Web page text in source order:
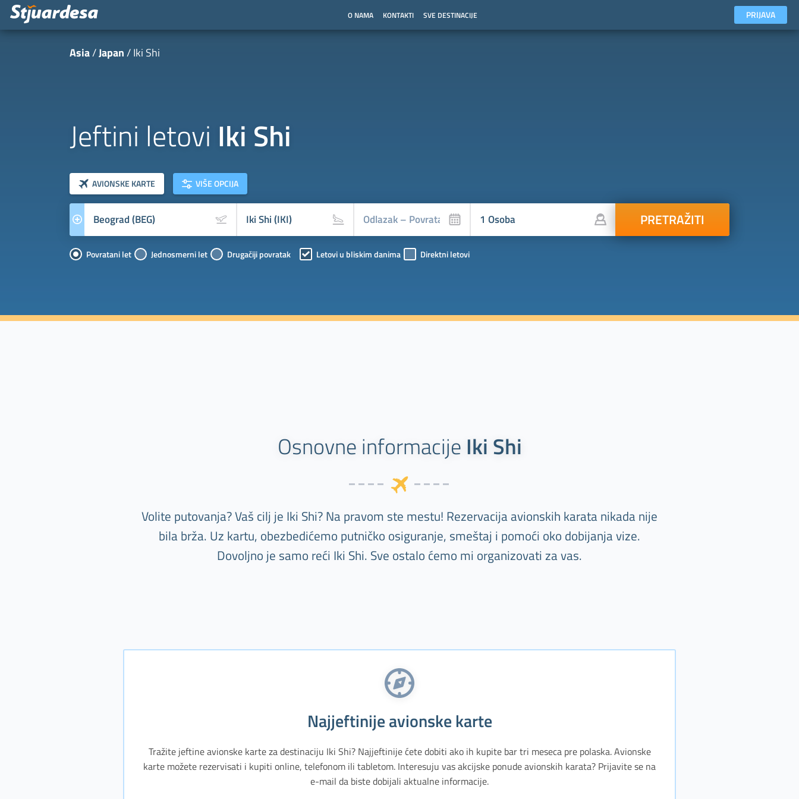
O NAMA KONTAKTI SVE DESTINACIJE PRIJAVA
Asia Japan Iki Shi
Jeftini letovi Iki Shi
AVIONSKE KARTE Prevoznik
klasa letova
VIŠE OPCIJA
PRETRAŽITI
Povratani let Jednosmerni let Drugačiji povratak Letovi u bliskim danima Direktni letovi
Osnovne informacije Iki Shi
Volite putovanja? Vaš cilj je Iki Shi? Na pravom ste mestu! Rezervacija avionskih karata nikada nije
bila brža. Uz kartu, obezbedićemo putničko osiguranje, smeštaj i pomoći oko dobijanja vize.
Dovoljno je samo reći Iki Shi. Sve ostalo ćemo mi organizovati za vas.
Najjeftinije avionske karte
Tražite jeftine avionske karte za destinaciju Iki Shi? Najjeftinije ćete dobiti ako ih kupite bar tri meseca pre polaska. Avionske
karte možete rezervisati i kupiti online, telefonom ili tabletom. Interesuju vas akcijske ponude avionskih karata? Prijavite se na
e-mail da biste dobijali aktualne informacije.